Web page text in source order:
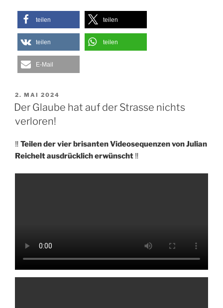
teilen teilen
teilen teilen
E-Mail
VERÖFFENTLICHT
AM
2. MAI 2024
Der Glaube hat auf der Strasse nichts
verloren!
‼️ Teilen der vier brisanten Videosequenzen von Julian
Reichelt ausdrücklich erwünscht ‼️